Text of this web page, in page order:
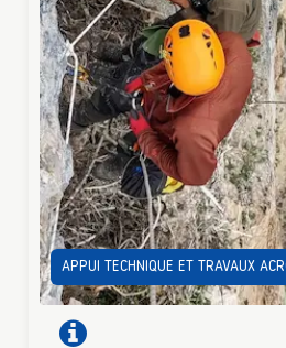
APPUI TECHNIQUE ET TRAVAUX